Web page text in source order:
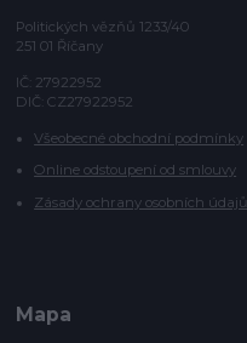
Politických vězňů 1233/40
251 01 Říčany
IČ: 27922952
DIČ: CZ27922952
Všeobecné obchodní podmínky
Online odstoupení od smlouvy
Zásady ochrany osobních údajů
Mapa